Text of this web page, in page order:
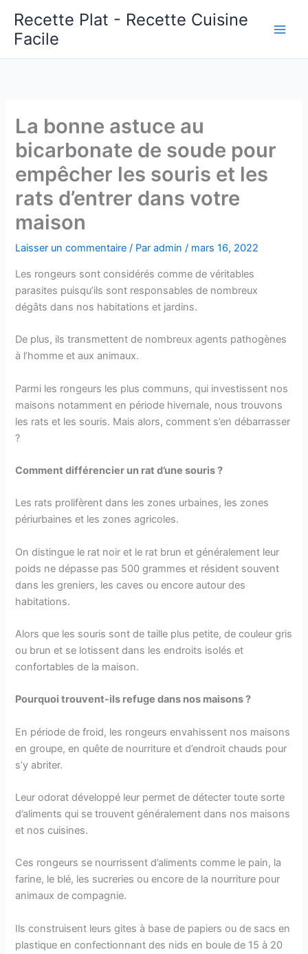
contenu
Recette Plat - Recette Cuisine
Facile
La bonne astuce au
bicarbonate de soude pour
empêcher les souris et les
rats d’entrer dans votre
maison
Laisser un commentaire / Paradmin/ mars 16, 2022
Les rongeurs sont considérés comme de véritables
parasites puisqu’ils sont responsables de nombreux
dégâts dans nos habitations et jardins.
De plus, ils transmettent de nombreux agents pathogènes
à l’homme et aux animaux.
Parmi les rongeurs les plus communs, qui investissent nos
maisons notamment en période hivernale, nous trouvons
les rats et les souris. Mais alors, comment s’en débarrasser
?
Comment différencier un rat d’une souris ?
Les rats prolifèrent dans les zones urbaines, les zones
périurbaines et les zones agricoles.
On distingue le rat noir et le rat brun et généralement leur
poids ne dépasse pas 500 grammes et résident souvent
dans les greniers, les caves ou encore autour des
habitations.
Alors que les souris sont de taille plus petite, de couleur gris
ou brun et se lotissent dans les endroits isolés et
confortables de la maison.
Pourquoi trouvent-ils refuge dans nos maisons ?
En période de froid, les rongeurs envahissent nos maisons
en groupe, en quête de nourriture et d’endroit chauds pour
s’y abriter.
Leur odorat développé leur permet de détecter toute sorte
d’aliments qui se trouvent généralement dans nos maisons
et nos cuisines.
Ces rongeurs se nourrissent d’aliments comme le pain, la
farine, le blé, les sucreries ou encore de la nourriture pour
animaux de compagnie.
Ils construisent leurs gites à base de papiers ou de sacs en
plastique en confectionnant des nids en boule de 15 à 20